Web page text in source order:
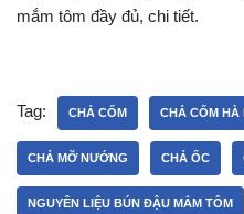
mắm tôm đầy đủ, chi tiết.
Tag: CHẢ CỐM CHẢ CỐM HÀ
CHẢ MỠ NƯỚNG CHẢ ỐC
NGUYÊN LIỆU BÚN ĐẬU MẮM TÔM